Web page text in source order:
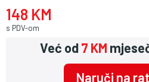
148 KM
s PDV-om
Već od7 KM
Naruči na